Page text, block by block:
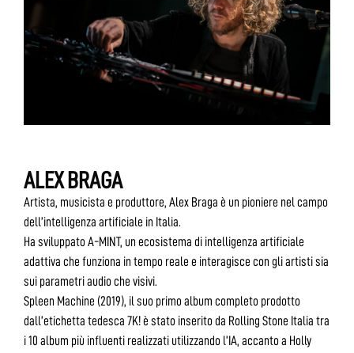
ALEX BRAGA
Artista, musicista e produttore, Alex Braga è un pioniere nel campo
dell’intelligenza artificiale in Italia.
Ha sviluppato A-MINT, un ecosistema di intelligenza artificiale
adattiva che funziona in tempo reale e interagisce con gli artisti sia
sui parametri audio che visivi.
Spleen Machine (2019), il suo primo album completo prodotto
dall’etichetta tedesca 7K! è stato inserito da Rolling Stone Italia tra
i 10 album più influenti realizzati utilizzando l’IA, accanto a Holly